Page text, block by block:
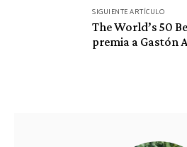
SIGUIENTE ARTÍCULO
The World’s 50
premia a Gastón